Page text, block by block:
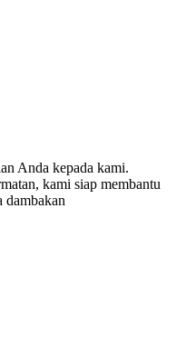
Anda kepada kami.
kami siap membantu
dambakan